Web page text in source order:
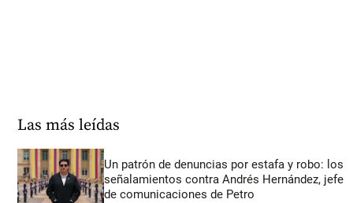
Las más leídas
Un patrón de denuncias por estafa y robo: los
señalamientos contra Andrés Hernández, jefe
de comunicaciones de Petro